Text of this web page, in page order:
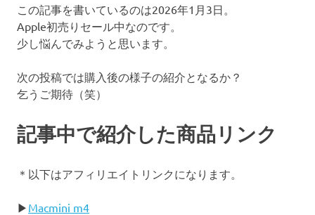
この記事を書いているのは2026年1月3日。
Apple初売りセール中なのです。
少し悩んでみようと思います。
次の投稿では購入後の様子の紹介となるか？
乞うご期待（笑）
記事中で紹介した商品リンク
＊以下はアフィリエイトリンクになります。
▶ Macmini m4